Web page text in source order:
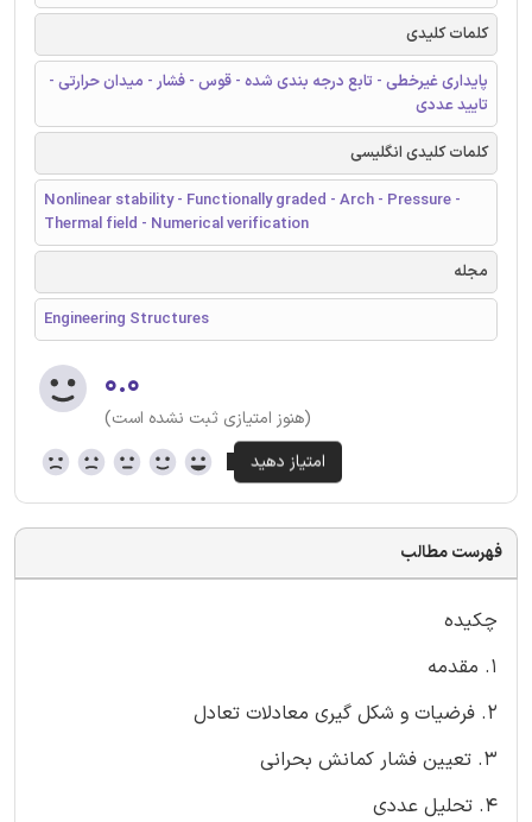
کلمات کلیدی
پایداری غیرخطی - تابع درجه بندی شده - قوس - فشار - میدان حرارتی -
تایید عددی
کلمات کلیدی انگلیسی
Nonlinear stability - Functionally graded - Arch - Pressure -
Thermal field - Numerical verification
مجله
Engineering Structures
۰.۰
(هنوز امتیازی ثبت نشده است)
فهرست مطالب
چکیده
1. مقدمه
2. فرضیات و شکل گیری معادلات تعادل
3. تعیین فشار کمانش بحرانی
4. تحلیل عددی